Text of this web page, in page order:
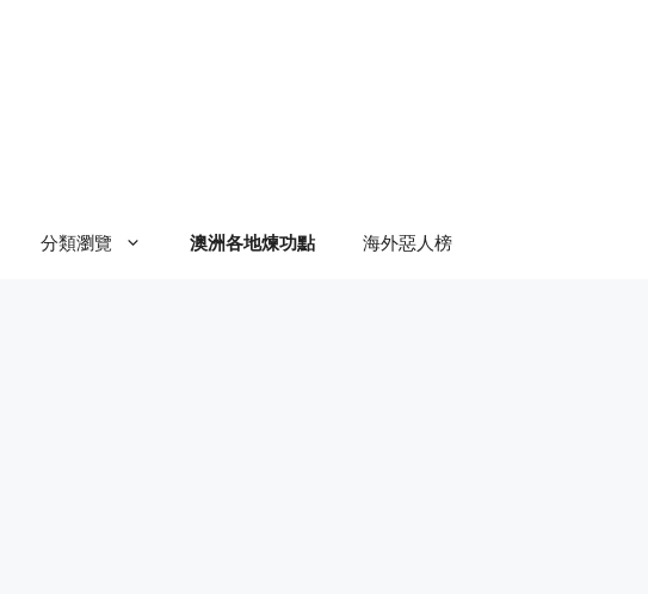
分類瀏覽 澳洲各地煉功點 海外惡人榜